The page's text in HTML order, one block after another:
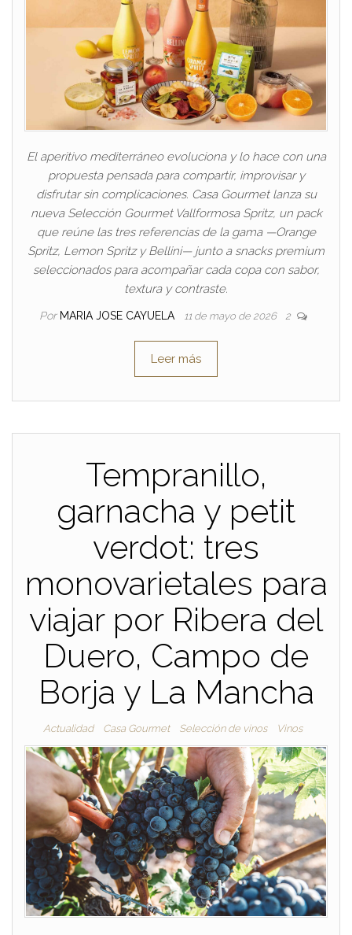
El aperitivo mediterráneo evoluciona y lo hace con una
propuesta pensada para compartir, improvisar y
disfrutar sin complicaciones. Casa Gourmet lanza su
nueva Selección Gourmet Vallformosa Spritz, un pack
que reúne las tres referencias de la gama —Orange
Spritz, Lemon Spritz y Bellini— junto a snacks premium
seleccionados para acompañar cada copa con sabor,
textura y contraste.
Por MARIA JOSE CAYUELA 11 de mayo de 2026 2
Leer más
Tempranillo,
garnacha y petit
verdot: tres
monovarietales para
viajar por Ribera del
Duero, Campo de
Borja y La Mancha
Actualidad Casa Gourmet Selección de vinos Vinos